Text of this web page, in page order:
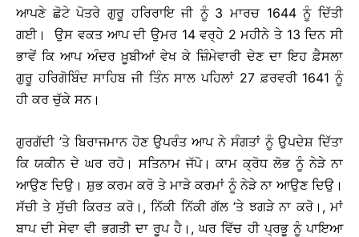
ਆਪਣੇ ਛੋਟੇ ਪੋਤਰੇ ਗੁਰੂ ਹਰਿਰਾਇ ਜੀ ਨੂੰ 3 ਮਾਰਚ 1644 ਨੂੰ ਦਿੱਤੀ
ਗਈ। ਉਸ ਵਕਤ ਆਪ ਦੀ ਉਮਰ 14 ਵਰ੍ਹੇ 2 ਮਹੀਨੇ ਤੇ 13 ਦਿਨ ਸੀ
ਭਾਵੇਂ ਕਿ ਆਪ ਅੰਦਰ ਖ਼ੂਬੀਆਂ ਵੇਖ ਕੇ ਜ਼ਿੰਮੇਵਾਰੀ ਦੇਣ ਦਾ ਇਹ ਫ਼ੈਸਲਾ
ਗੁਰੂ ਹਰਿਗੋਬਿੰਦ ਸਾਹਿਬ ਜੀ ਤਿੰਨ ਸਾਲ ਪਹਿਲਾਂ 27 ਫ਼ਰਵਰੀ 1641 ਨੂੰ
ਹੀ ਕਰ ਚੁੱਕੇ ਸਨ।
ਗੁਰਗੱਦੀ ’ਤੇ ਬਿਰਾਜਮਾਨ ਹੋਣ ਉਪਰੰਤ ਆਪ ਨੇ ਸੰਗਤਾਂ ਨੂੰ ਉਪਦੇਸ਼ ਦਿੱਤਾ
ਕਿ ਯਕੀਨ ਦੇ ਘਰ ਰਹੋ। ਸਤਿਨਾਮ ਜੱਪੋ। ਕਾਮ ਕ੍ਰੋਧ ਲੋਭ ਨੂੰ ਨੇੜੇ ਨਾ
ਆਉਣ ਦਿਉ। ਸ਼ੁਭ ਕਰਮ ਕਰੋ ਤੇ ਮਾੜੇ ਕਰਮਾਂ ਨੂੰ ਨੇੜੇ ਨਾ ਆਉਣ ਦਿਉ।
ਸੱਚੀ ਤੇ ਸੁੱਚੀ ਕਿਰਤ ਕਰੋ।, ਨਿੱਕੀ ਨਿੱਕੀ ਗੱਲ ’ਤੇ ਝਗੜੇ ਨਾ ਕਰੋ।, ਮਾਂ
ਬਾਪ ਦੀ ਸੇਵਾ ਵੀ ਭਗਤੀ ਦਾ ਰੂਪ ਹੈ।, ਘਰ ਵਿੱਚ ਹੀ ਪ੍ਰਭੂ ਨੂੰ ਪਾਇਆ